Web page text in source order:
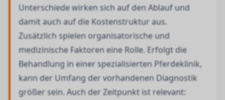
Unterschiede wirken sich auf den Ablauf und
damit auch auf die Kostenstruktur aus.
Zusätzlich spielen organisatorische und
medizinische Faktoren eine Rolle. Erfolgt die
Behandlung in einer spezialisierten Pferdeklinik,
kann der Umfang der vorhandenen Diagnostik
größer sein. Auch der Zeitpunkt ist relevant: